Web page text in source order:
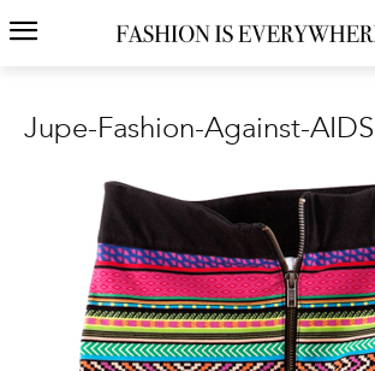
Jupe-Fashion-Against-